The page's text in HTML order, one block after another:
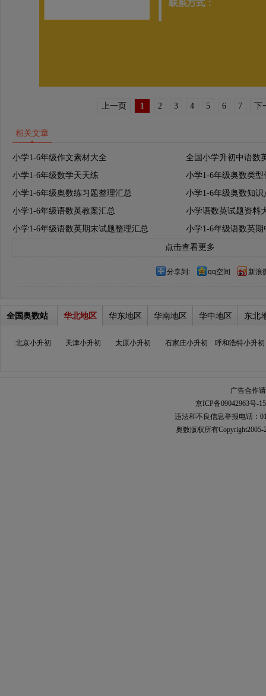
上一页 1 2 3 4 5 6 7 下
相关文章
小学1-6年级作文素材大全
全国小学升初中语数
小学1-6年级数学天天练
小学1-6年级奥数类
小学1-6年级奥数练习题整理汇总
小学1-6年级奥数知识
小学1-6年级语数英教案汇总
小学语数英试题资料
小学1-6年级语数英期末试题整理汇总
小学1-6年级语数英
点击查看更多
分享到: qq空间 新浪
全国奥数站 华北地区 华东地区 华南地区 华中地区 东北
北京小升初 天津小升初 太原小升初 石家庄小升初 呼和浩特小升初
广告合作
京ICP备09042963号-15
违法和不良信息举报电话：
奥数版权所有Copyright2005-